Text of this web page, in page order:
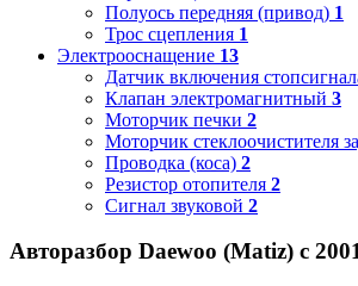
Полуось передняя (привод) 1
Трос сцепления 1
Электрооснащение 13
Датчик включения
Клапан электромагнитный 3
Моторчик печки 2
Моторчик стеклоочистителя
Проводка (коса) 2
Резистор отопителя 2
Сигнал звуковой 2
Авторазбор Daewoo (Matiz) с